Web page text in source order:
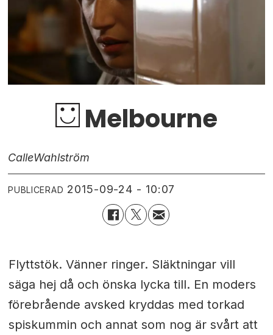
Melbourne
CalleWahlström
PUBLICERAD 2015-09-24 - 10:07
Flyttstök. Vänner ringer. Släktningar vill
säga hej då och önska lycka till. En moders
förebrående avsked kryddas med torkad
spiskummin och annat som nog är svårt att